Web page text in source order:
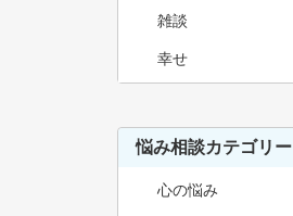
雑談
幸せ
悩み相談カテゴリー
心の悩み